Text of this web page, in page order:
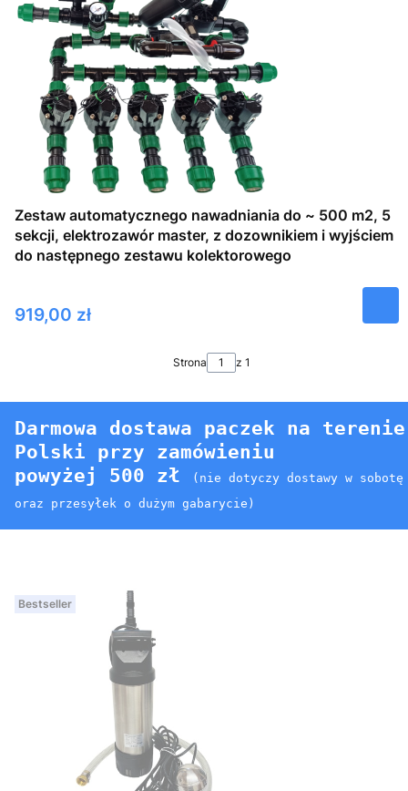
Zestaw automatycznego nawadniania do ~ 500 m2, 5
sekcji, elektrozawór master, z dozownikiem i wyjściem
do następnego zestawu kolektorowego
Cena
919,00 zł
Strona z 1
Darmowa dostawa paczek na terenie
Polski przy zamówieniu
powyżej 500 zł
(nie dotyczy dostawy w sobotę
oraz przesyłek o dużym gabarycie)
Bestseller